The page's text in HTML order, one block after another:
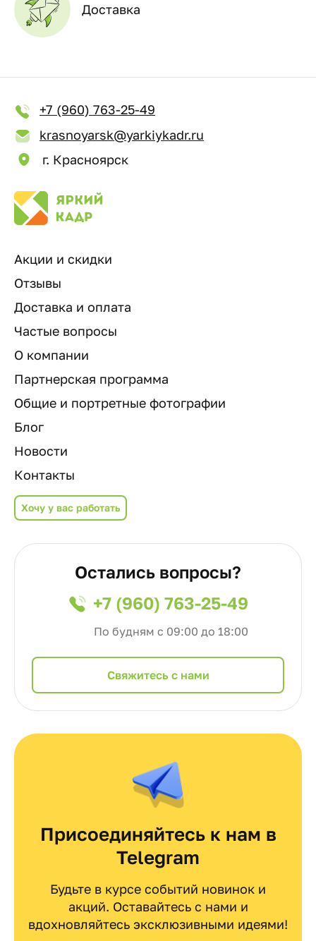
Доставка
+7 (960) 763-25-49
krasnoyarsk@yarkiykadr.ru
г. Красноярск
Акции и скидки
Отзывы
Доставка и оплата
Частые вопросы
О компании
Партнерская программа
Общие и портретные фотографии
Блог
Новости
Контакты
Хочу у вас работать
Остались вопросы?
+7 (960) 763-25-49
По будням с 09:00 до 18:00
Cвяжитесь с нами
Присоединяйтесь к нам в
Telegram
Будьте в курсе событий новинок и
акций. Оставайтесь с нами и
вдохновляйтесь эксклюзивными идеями!